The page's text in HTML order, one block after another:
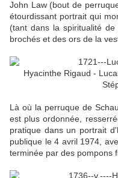
John Law (bout de
étourdissant portrait qui
(tant dans la spiritualité
brochés et des ors de la
Hyacinthe Rigaud -
Là où la perruque de
est plus ordonnée,
pratique dans un portrait
publique le 4 avril 1974,
terminée par des pompons